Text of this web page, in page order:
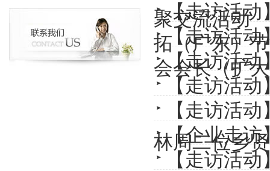
聚交流活动
【走访活动
拓（广东）
【走访活动
会会长（扩
【走访活动
【走访活
【走访活
林周二位乡贤
【企业走访
【走访活